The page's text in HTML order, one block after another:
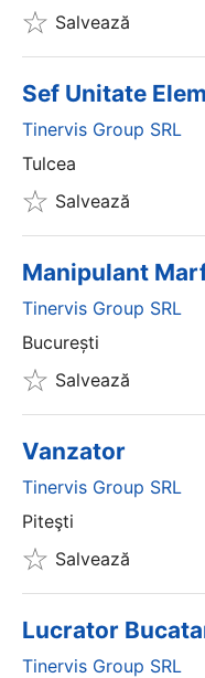
Salvează
Sef Unitate
Tinervis Group SRL
Tulcea
Salvează
Manipulant
Tinervis Group SRL
București
Salvează
Vanzator
Tinervis Group SRL
Piteşti
Salvează
Lucrator
Tinervis Group SRL